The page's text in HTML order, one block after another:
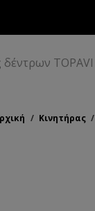
δέντρων TOPAVI
/ Κινητήρας /